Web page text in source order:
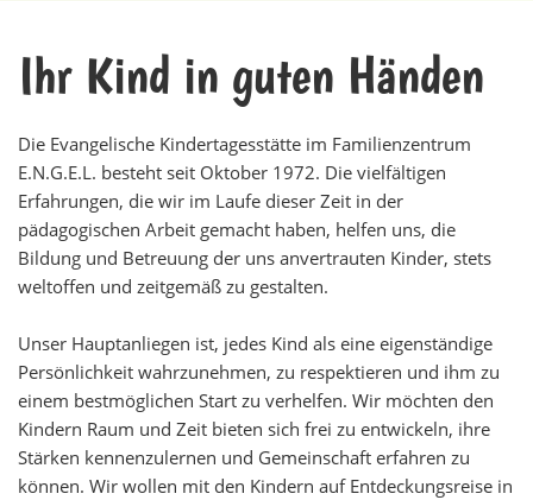
Ihr Kind in guten Händen
Die Evangelische Kindertagesstätte im Familienzentrum
E.N.G.E.L. besteht seit Oktober 1972. Die vielfältigen
Erfahrungen, die wir im Laufe dieser Zeit in der
pädagogischen Arbeit gemacht haben, helfen uns, die
Bildung und Betreuung der uns anvertrauten Kinder, stets
weltoffen und zeitgemäß zu gestalten.
Unser Hauptanliegen ist, jedes Kind als eine eigenständige
Persönlichkeit wahrzunehmen, zu respektieren und ihm zu
einem bestmöglichen Start zu verhelfen. Wir möchten den
Kindern Raum und Zeit bieten sich frei zu entwickeln, ihre
Stärken kennenzulernen und Gemeinschaft erfahren zu
können. Wir wollen mit den Kindern auf Entdeckungsreise in